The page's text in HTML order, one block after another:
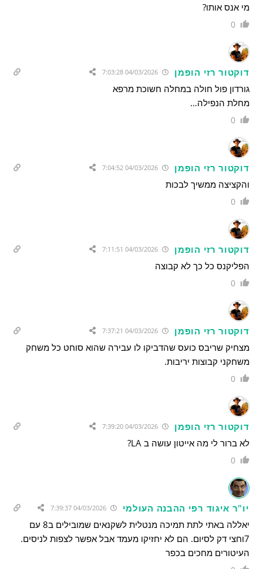
מי אנס אותו?
0
דוקטור רזי הופמן
גורדון פול חולה במחלה חשוכת מרפא
מחלת הנפילה…
0
דוקטור רזי הופמן
והקציצה ממשיך לבכות
0
דוקטור רזי הופמן
הפליקנס כל כך לא קבוצה
0
דוקטור רזי הופמן
מצחיק שריבס כועס שהדביקו לו עבירה שהוא סוחט כל משחק
משחקני קבוצות יריבות.
0
דוקטור רזי הופמן
לא ברור לי מה אייטון עושה ב LA?
0
יו"ר איגוד רפי ההבנה העולמי 04/03/2026 7:39:37
יאללה באתי לתת תמיכה מנטלית לשקנאים שמובילים ב8 עם
7וחצי דק לסיום. הם לא יחזיקו מעמד אבל אפשר לצפות לניסים.
העיטורים מחכים בכפר